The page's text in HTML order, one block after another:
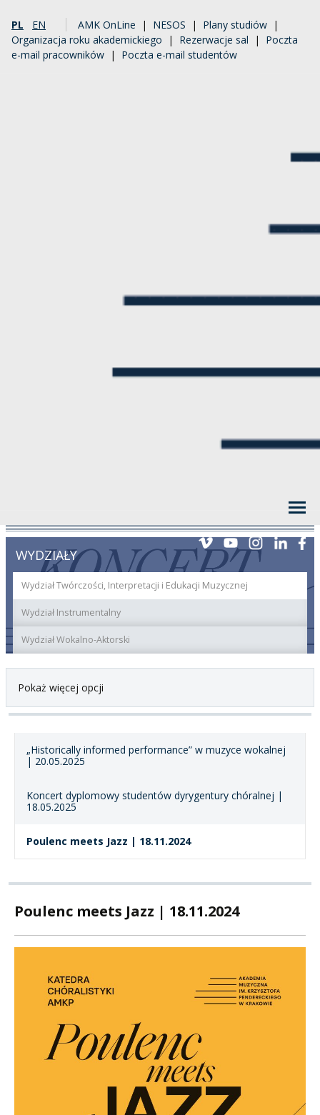
PL EN AMK OnLine | NESOS | Plany studiów |
Organizacja roku akademickiego | Rezerwacje sal | Poczta
e-mail pracowników | Poczta e-mail studentów
WYDZIAŁY
Wydział Twórczości, Interpretacji i Edukacji Muzycznej
Wydział Instrumentalny
Wydział Wokalno-Aktorski
Pokaż więcej opcji
„Historically informed performance” w muzyce wokalnej
| 20.05.2025
Koncert dyplomowy studentów dyrygentury chóralnej |
18.05.2025
Poulenc meets Jazz | 18.11.2024
Poulenc meets Jazz | 18.11.2024